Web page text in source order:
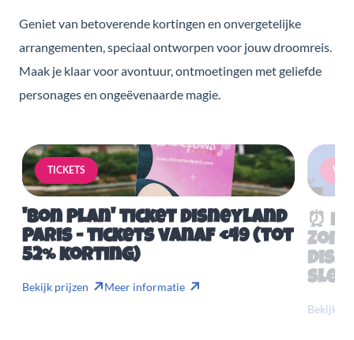
Geniet van betoverende kortingen en onvergetelijke
arrangementen, speciaal ontworpen voor jouw droomreis.
Maak je klaar voor avontuur, ontmoetingen met geliefde
personages en ongeëvenaarde magie.
TICKETS
'Bon Plan' ticket Disneyland
Paris - tickets vanaf €49 (tot
52% korting)
Bekijk prijzen Meer informatie
⏰
Bekijk